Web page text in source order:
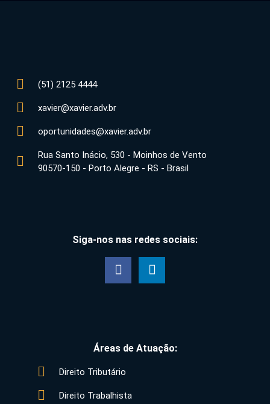
(51) 2125 4444
xavier@xavier.adv.br
oportunidades@xavier.adv.br
Rua Santo Inácio, 530 - Moinhos de Vento
90570-150 - Porto Alegre - RS - Brasil
Siga-nos nas redes sociais:
Áreas de Atuação:
Direito Tributário
Direito Trabalhista